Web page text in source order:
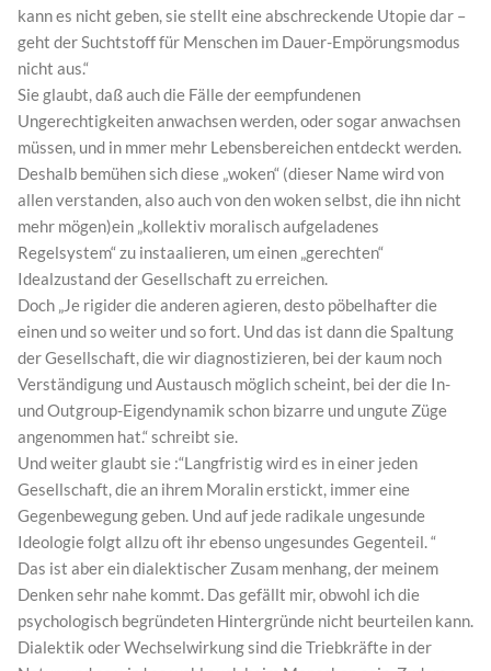
kann es nicht geben, sie stellt eine abschreckende Utopie dar –
geht der Suchtstoff für Menschen im Dauer-Empörungsmodus
nicht aus.“
Sie glaubt, daß auch die Fälle der eempfundenen
Ungerechtigkeiten anwachsen werden, oder sogar anwachsen
müssen, und in mmer mehr Lebensbereichen entdeckt werden.
Deshalb bemühen sich diese „woken“ (dieser Name wird von
allen verstanden, also auch von den woken selbst, die ihn nicht
mehr mögen)ein „kollektiv moralisch aufgeladenes
Regelsystem“ zu instaalieren, um einen „gerechten“
Idealzustand der Gesellschaft zu erreichen.
Doch „Je rigider die anderen agieren, desto pöbelhafter die
einen und so weiter und so fort. Und das ist dann die Spaltung
der Gesellschaft, die wir diagnostizieren, bei der kaum noch
Verständigung und Austausch möglich scheint, bei der die In-
und Outgroup-Eigendynamik schon bizarre und ungute Züge
angenommen hat.“ schreibt sie.
Und weiter glaubt sie :“Langfristig wird es in einer jeden
Gesellschaft, die an ihrem Moralin erstickt, immer eine
Gegenbewegung geben. Und auf jede radikale ungesunde
Ideologie folgt allzu oft ihr ebenso ungesundes Gegenteil. “
Das ist aber ein dialektischer Zusam menhang, der meinem
Denken sehr nahe kommt. Das gefällt mir, obwohl ich die
psychologisch begründeten Hintergründe nicht beurteilen kann.
Dialektik oder Wechselwirkung sind die Triebkräfte in der